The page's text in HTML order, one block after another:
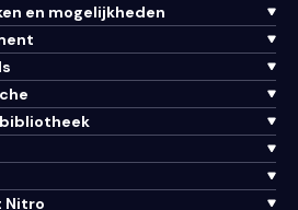
en mogelijkheden
Nitro